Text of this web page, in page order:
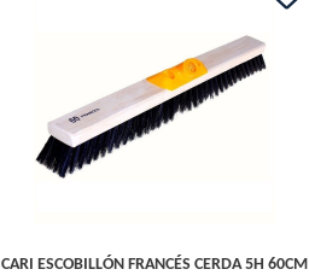
CARI ESCOBILLÓN FRANCÉS CERDA 5H 60CM